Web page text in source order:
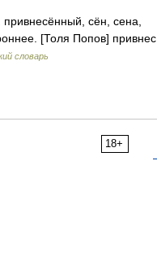
сён, сена,
[Толя Попов] привнес
словарь
18+